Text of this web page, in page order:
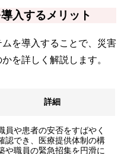
入するメリット
を導入することで、災害
を詳しく解説します。
詳細
員や患者の安否をすばやく
認でき、医療提供体制の構
や職員の緊急招集を円滑に